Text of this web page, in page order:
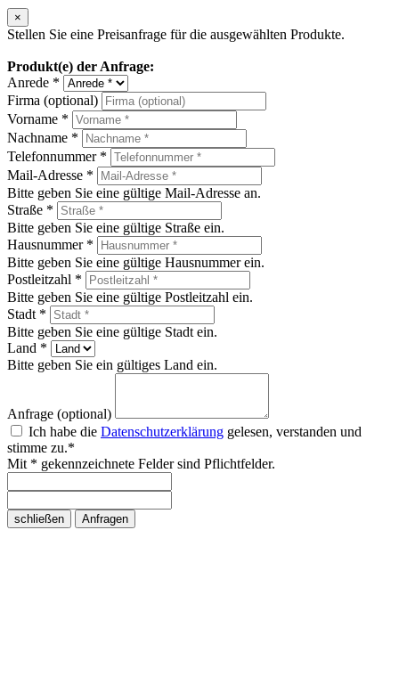
×
Stellen Sie eine Preisanfrage für die ausgewählten Produkte.
Produkt(e) der Anfrage:
Anrede *
Firma (optional)
Vorname *
Nachname *
Telefonnummer *
Mail-Adresse *
Bitte geben Sie eine gültige Mail-Adresse an.
Straße *
Bitte geben Sie eine gültige Straße ein.
Hausnummer *
Bitte geben Sie eine gültige Hausnummer ein.
Postleitzahl *
Bitte geben Sie eine gültige Postleitzahl ein.
Stadt *
Bitte geben Sie eine gültige Stadt ein.
Land *
Bitte geben Sie ein gültiges Land ein.
Anfrage (optional)
Ich habe die Datenschutzerklärung gelesen, verstanden und
stimme zu.*
Mit * gekennzeichnete Felder sind Pflichtfelder.
schließen Anfragen